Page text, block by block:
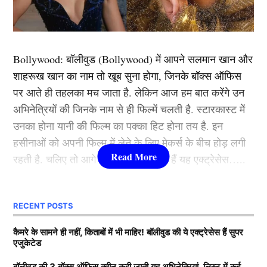
गए थे। वे जोफ्रा आर्चर द्वारा डाले जा रहे पारी के पहले ही ओवर
में चोटिल हो गए थे। उनके दाएं हाथ की एक अगली फ्रैक्चर हो गई
डेढ़ महीने तक हिस्सा नहीं लेंगे।
फ़िलहाल संजू अपने होमटाउन तिरुवनंतपुरम लौट आए हैं और
राष्ट्रीय क्रिकेट अकादमी (एनसीए) में रिहैबिलिटेशन पूरा करने के
बाद ही ट्रेनिंग शुरू करेंगे।
यह भी पढ़ें : ग्रैमी अवॉर्ड 2025 पहुंची अमेरिकन रैपर की वाइफ ने
कपड़े, वायरल हुआ VIDEO
राजस्थान रॉयल्स के लिए भी बुरी खबर
Bollywood:बॉलीवुड (Bollywood)में आपने सलमान खान और
शाहरूख खान का नाम तो खूब सुना होगा, जिनके बॉक्स ऑफिस
पर आते ही तहलका मच जाता है. लेकिन आज हम बात करेंगे उन
अभिनेत्रियों की जिनके नाम से ही फिल्में चलती है. स्टारकास्ट में
उनका होना यानी की फिल्म का पक्का हिट होना तय है. इन
हसीनाओं को अपनी फिल्म में लेने के लिए मेकर्स के बीच होड़ लगी
रहती है. चलिए तो आगे जानते हैं कौन-कौन हैं यह एक्ट्रेसेस…..
1.दीपिका पादुकोण ( Deepika
Padukone)
RECENT POSTS
कैमरे के सामने ही नहीं, किताबों में भी माहिर! बॉलीवुड की ये एक्ट्रेसेस हैं सुपर
एजुकेटेड